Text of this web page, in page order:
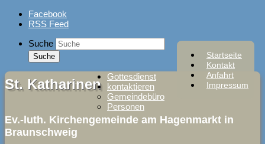
Skip
Facebook
RSS Feed
Startseite
Kontakt
Anfahrt
Impressum
Suche
St. Katharinen
Ev.-luth. Kirchengemeinde am Hagenmarkt in
Braunschweig
Gottesdienst
kontaktieren
Gemeindebüro
Personen